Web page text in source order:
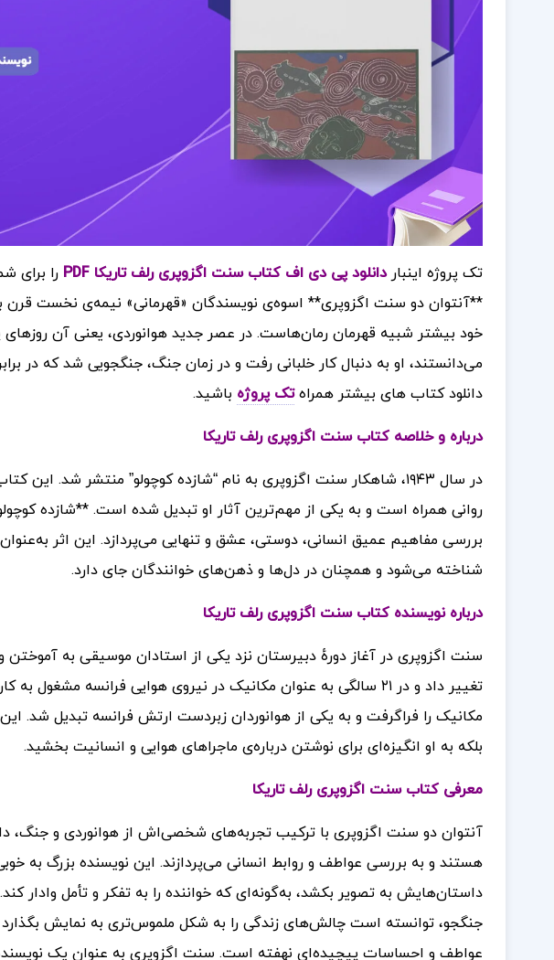
تک پروژه اینبار دانلود پی دی اف کتاب سنت اگزوپری رلف تاریکا PDF را برای
**آنتوان دو سنت اگزوپری** اسوه‌ی نویسندگان «قهرمانی» نیمه‌ی نخست
خود بیشتر شبیه قهرمان رمان‌هاست. در عصر جدید هوانوردی، یعنی آن روزهای
می‌دانستند، او به دنبال کار خلبانی رفت و در زمان جنگ، جنگجویی شد که در
دانلود کتاب های بیشتر همراهتک پروژه باشید.
درباره و خلاصه کتاب سنت اگزوپری رلف تاریکا
در سال ۱۹۴۳، شاهکار سنت اگزوپری به نام “شازده کوچولو” منتشر
روانی همراه است و به یکی از مهم‌ترین آثار او تبدیل شده است. **شازده
بررسی مفاهیم عمیق انسانی، دوستی، عشق و تنهایی می‌پردازد. این اثر
شناخته می‌شود و همچنان در دل‌ها و ذهن‌های خوانندگان جای دارد.
درباره نویسنده کتاب سنت اگزوپری رلف تاریکا
سنت اگزوپری در آغاز دورهٔ دبیرستان نزد یکی از استادان موسیقی به آموختن
تغییر داد و در ۲۱ سالگی به عنوان مکانیک در نیروی هوایی فرانسه
مکانیک را فراگرفت و به یکی از هوانوردان زبردست ارتش فرانسه تبدیل شد.
بلکه به او انگیزه‌ای برای نوشتن درباره‌ی ماجراهای هوایی و انسانیت بخشید.
معرفی کتاب سنت اگزوپری رلف تاریکا
آنتوان دو سنت اگزوپری با ترکیب تجربه‌های شخصی‌اش از هوانوردی و جنگ،
هستند و به بررسی عواطف و روابط انسانی می‌پردازند. این نویسنده بزرگ به
داستان‌هایش به تصویر بکشد، به‌گونه‌ای که خواننده را به تفکر و تأمل وادار
جنگجو، توانسته است چالش‌های زندگی را به شکل ملموس‌تری به نمایش بگذارد
عواطف و احساسات پیچیده‌ای نهفته است. سنت اگزوپری به عنوان یک نویسنده